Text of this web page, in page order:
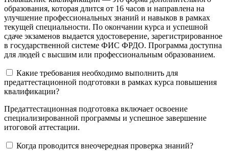
образования, которая длится от 16 часов и направлена на
улучшение профессиональных знаний и навыков в рамках
текущей специальности. По окончании курса и успешной
сдаче экзаменов выдается удостоверение, зарегистрированное
в государственной системе ФИС ФРДО. Программа доступна
для людей с высшим или профессиональным образованием.
Какие требования необходимо выполнить для
предаттестационной подготовки в рамках курса повышения
квалификации?
Предаттестационная подготовка включает освоение
специализированной программы и успешное завершение
итоговой аттестации.
Когда проводится внеочередная проверка знаний?